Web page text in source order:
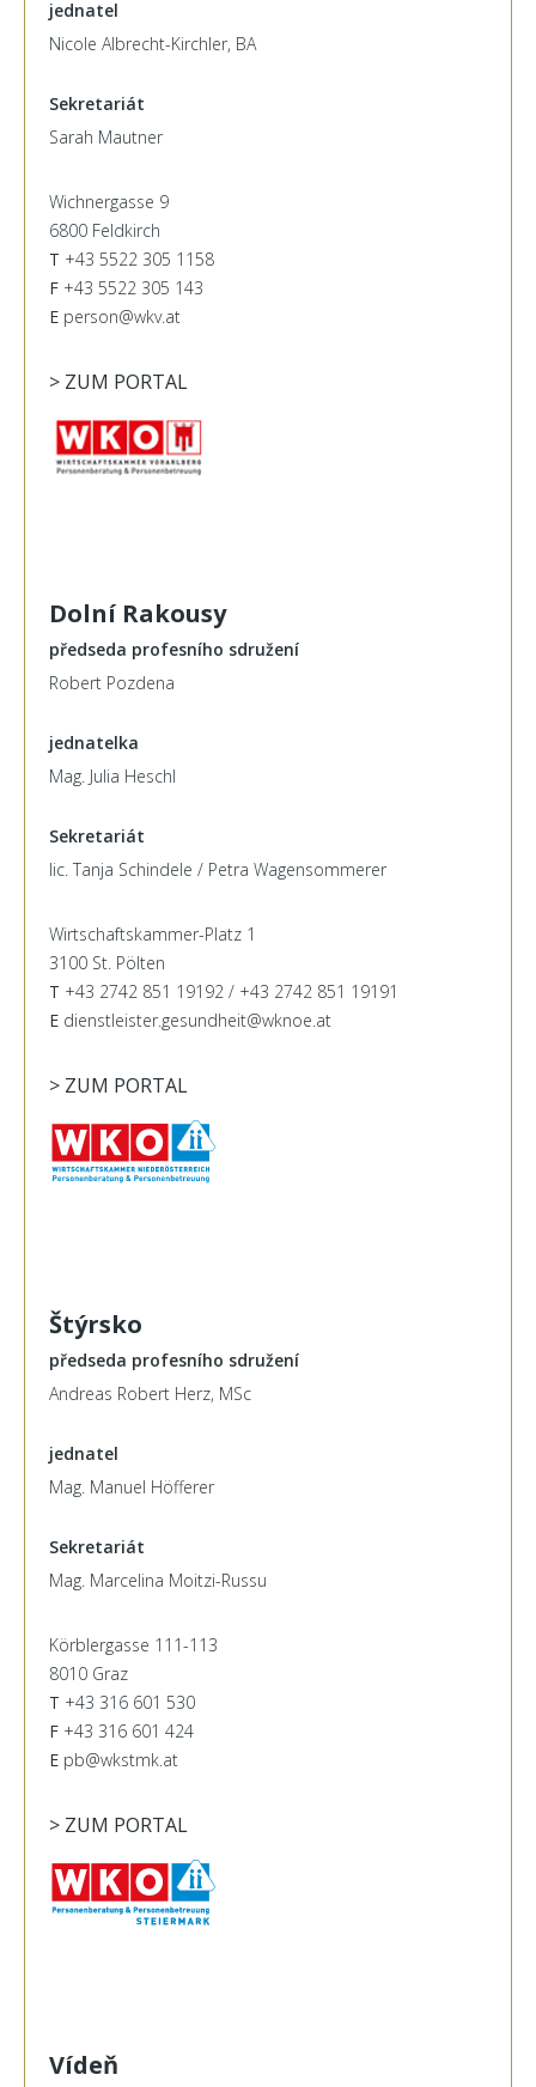
jednatel
Nicole Albrecht-Kirchler, BA
Sekretariát
Sarah Mautner
Wichnergasse 9
6800 Feldkirch
T +43 5522 305 1158
F +43 5522 305 143
E person@wkv.at
> ZUM PORTAL
Dolní Rakousy
předseda profesního sdružení
Robert Pozdena
jednatelka
Mag. Julia Heschl
Sekretariát
lic. Tanja Schindele / Petra Wagensommerer
Wirtschaftskammer-Platz 1
3100 St. Pölten
T +43 2742 851 19192 / +43 2742 851 19191
E dienstleister.gesundheit@wknoe.at
> ZUM PORTAL
Štýrsko
předseda profesního sdružení
Andreas Robert Herz, MSc
jednatel
Mag. Manuel Höfferer
Sekretariát
Mag. Marcelina Moitzi-Russu
Körblergasse 111-113
8010 Graz
T +43 316 601 530
F +43 316 601 424
E pb@wkstmk.at
> ZUM PORTAL
Vídeň